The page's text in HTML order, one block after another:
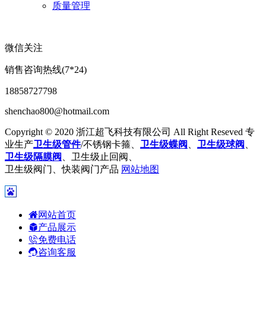
质量管理
微信关注
销售咨询热线(7*24)
18858727798
shenchao800@hotmail.com
Copyright © 2020 浙江超飞科技有限公司 All Right Reseved 专
业生产卫生级管件/不锈钢卡箍、 卫生级蝶阀 、 卫生级球阀 、
卫生级隔膜阀 、卫生级止回阀、
卫生级阀门、快装阀门产品 网站地图
网站首页
产品展示
免费电话
咨询客服